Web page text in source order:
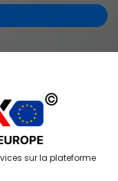
0
Compte
sur la plateforme
droits réservés